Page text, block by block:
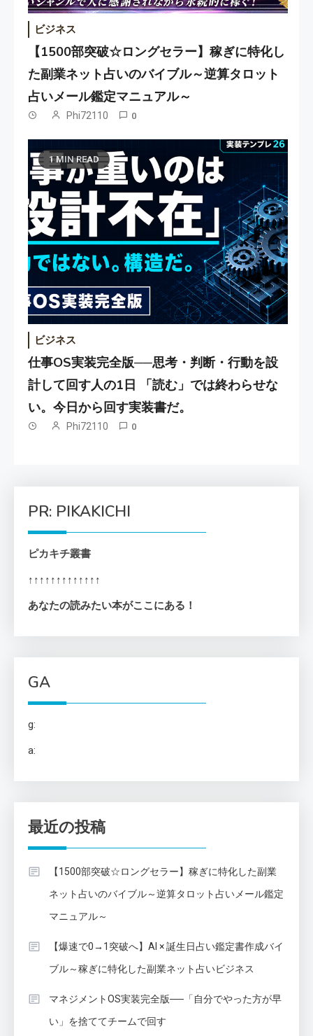
ビジネス
【1500部突破☆ロングセラー】稼ぎに特化し
た副業ネット占いのバイブル～逆算タロット
占いメール鑑定マニュアル～
Phi72110 0
1 MIN READ
ビジネス
仕事OS実装完全版──思考・判断・行動を設
計して回す人の1日 「読む」では終わらせな
い。今日から回す実装書だ。
Phi72110 0
PR: PIKAKICHI
ピカキチ叢書
↑↑↑↑↑↑↑↑↑↑↑↑↑
あなたの読みたい本がここにある！
GA
g:
a:
最近の投稿
【1500部突破☆ロングセラー】稼ぎに特化した副業
ネット占いのバイブル～逆算タロット占いメール鑑定
マニュアル～
【爆速で0→1突破へ】AI × 誕生日占い鑑定書作成バイ
ブル～稼ぎに特化した副業ネット占いビジネス
マネジメントOS実装完全版──「自分でやった方が早
い」を捨ててチームで回す